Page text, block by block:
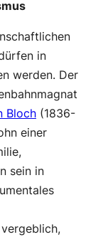
in
werden. Der
Bloch (1836-
einer
sein in